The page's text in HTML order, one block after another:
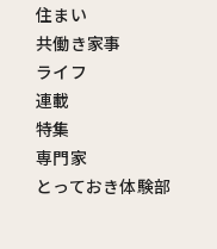
住まい
共働き家事
ライフ
連載
特集
専門家
とっておき体験部